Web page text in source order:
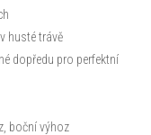
husté trávě
dopředu pro perfektní
boční výhoz